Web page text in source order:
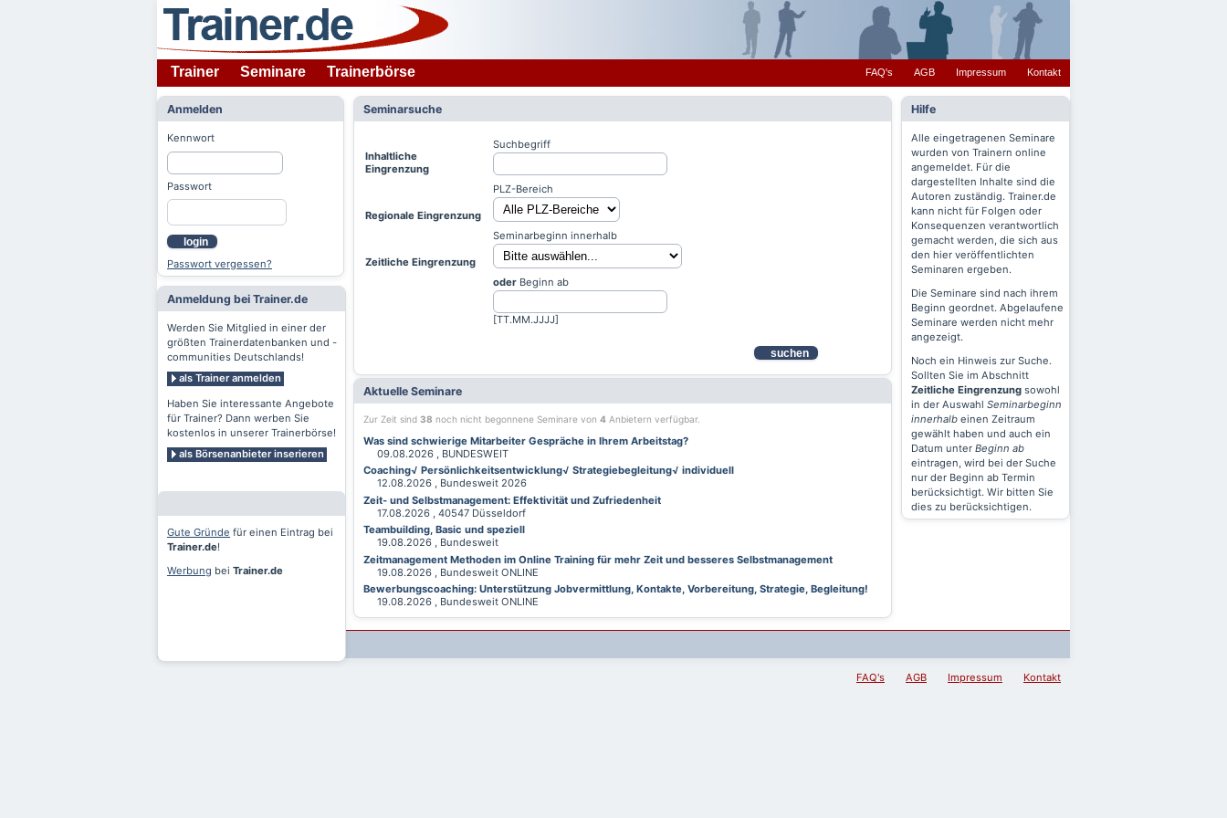
Trainer Seminare Trainerbörse FAQ's AGB Impressum Kontakt
Anmelden
Kennwort
Passwort
login
Passwort vergessen?
Anmeldung bei Trainer.de
Werden Sie Mitglied in einer der
größten Trainerdatenbanken und -
communities Deutschlands!
als Trainer anmelden
Haben Sie interessante Angebote
für Trainer? Dann werben Sie
kostenlos in unserer Trainerbörse!
als Börsenanbieter inserieren
Gute Gründe für einen Eintrag bei
Trainer.de!
Werbung bei Trainer.de
Hilfe
Alle eingetragenen Seminare
wurden von Trainern online
angemeldet. Für die
dargestellten Inhalte sind die
Autoren zuständig. Trainer.de
kann nicht für Folgen oder
Konsequenzen verantwortlich
gemacht werden, die sich aus
den hier veröffentlichten
Seminaren ergeben.
Die Seminare sind nach ihrem
Beginn geordnet. Abgelaufene
Seminare werden nicht mehr
angezeigt.
Noch ein Hinweis zur Suche.
Sollten Sie im Abschnitt
Zeitliche Eingrenzung sowohl
in der Auswahl Seminarbeginn
innerhalb einen Zeitraum
gewählt haben und auch ein
Datum unter Beginn ab
eintragen, wird bei der Suche
nur der Beginn ab Termin
berücksichtigt. Wir bitten Sie
dies zu berücksichtigen.
Seminarsuche
Inhaltliche
Eingrenzung
Suchbegriff
Regionale Eingrenzung
PLZ-Bereich
Zeitliche Eingrenzung
Seminarbeginn innerhalb
oder Beginn ab
[TT.MM.JJJJ]
suchen
Aktuelle Seminare
Zur Zeit sind 38 noch nicht begonnene Seminare von 4 Anbietern verfügbar.
Was sind schwierige Mitarbeiter Gespräche in Ihrem Arbeitstag?
09.08.2026 , BUNDESWEIT
Coaching√ Persönlichkeitsentwicklung√ Strategiebegleitung√ individuell
12.08.2026 , Bundesweit 2026
Zeit- und Selbstmanagement: Effektivität und Zufriedenheit
17.08.2026 , 40547 Düsseldorf
Teambuilding, Basic und speziell
19.08.2026 , Bundesweit
Zeitmanagement Methoden im Online Training für mehr Zeit und besseres Selbstmanagement
19.08.2026 , Bundesweit ONLINE
Bewerbungscoaching: Unterstützung Jobvermittlung, Kontakte, Vorbereitung, Strategie, Begleitung!
19.08.2026 , Bundesweit ONLINE
FAQ's AGB Impressum Kontakt